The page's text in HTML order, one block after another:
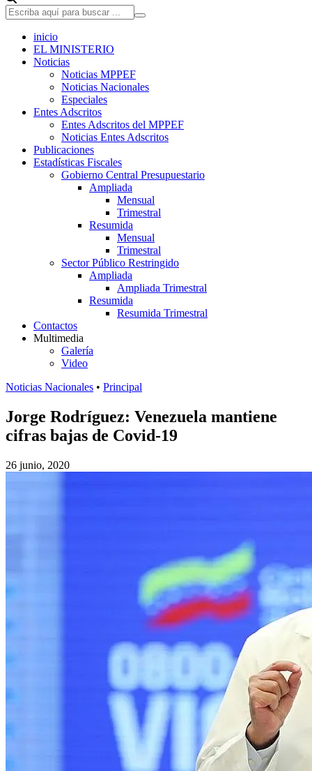
inicio
EL MINISTERIO
Noticias
Noticias MPPEF
Noticias Nacionales
Especiales
Entes Adscritos
Entes Adscritos del MPPEF
Noticias Entes Adscritos
Publicaciones
Estadísticas Fiscales
Gobierno Central Presupuestario
Ampliada
Mensual
Trimestral
Resumida
Mensual
Trimestral
Sector Público Restringido
Ampliada
Ampliada Trimestral
Resumida
Resumida Trimestral
Contactos
Multimedia
Galería
Video
Noticias Nacionales • Principal
Jorge Rodríguez: Venezuela mantiene
cifras bajas de Covid-19
26 junio, 2020